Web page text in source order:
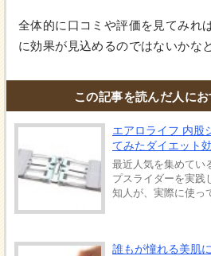
全体的に口コミや評価を見てみれ
に効果が見込めるのではないかな
この記事を読んだ人に
エアロライフ 内股
てみたダイエット
最近人気を集めてい
プスライダーを実践
知人が、実際に使っ
誰もが憧れる美肌